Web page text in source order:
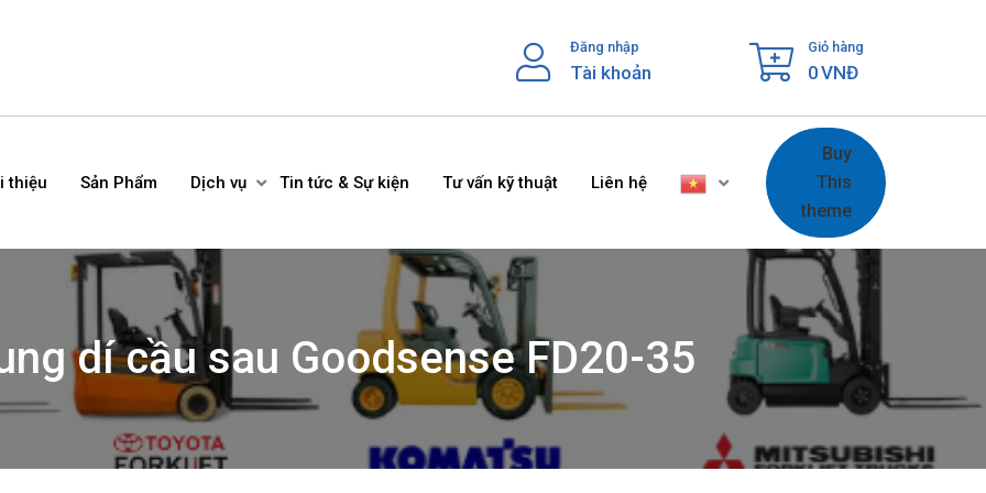
Đăng nhập
Tài khoản
Giỏ hàng
0VNĐ
thiệu Sản Phẩm Dịch vụ Tin tức & Sự kiện Tư vấn kỹ thuật Liên hệ
Buy
This
theme
dí cầu sau Goodsense FD20-35